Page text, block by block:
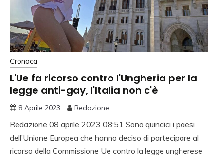
Cronaca
L'Ue fa ricorso contro l'Ungheria per la
legge anti-gay, l'Italia non c'è
8 Aprile 2023 Redazione
Redazione 08 aprile 2023 08:51 Sono quindici i paesi
dell’Unione Europea che hanno deciso di partecipare al
ricorso della Commissione Ue contro la legge ungherese